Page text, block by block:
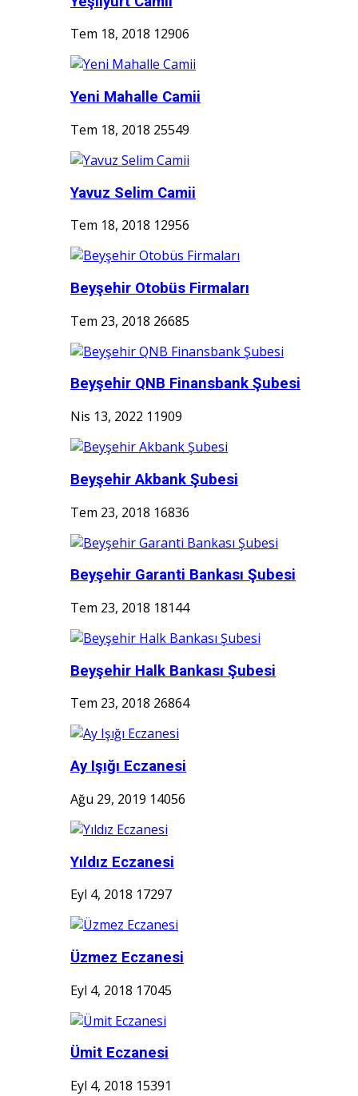
Tem 18, 2018 12906
Yeni Mahalle Camii
Tem 18, 2018 25549
Yavuz Selim Camii
Tem 18, 2018 12956
Beyşehir Otobüs Firmaları
Tem 23, 2018 26685
Beyşehir QNB Finansbank Şubesi
Nis 13, 2022 11909
Beyşehir Akbank Şubesi
Tem 23, 2018 16836
Beyşehir Garanti Bankası Şubesi
Tem 23, 2018 18144
Beyşehir Halk Bankası Şubesi
Tem 23, 2018 26864
Ay Işığı Eczanesi
Ağu 29, 2019 14056
Yıldız Eczanesi
Eyl 4, 2018 17297
Üzmez Eczanesi
Eyl 4, 2018 17045
Ümit Eczanesi
Eyl 4, 2018 15391